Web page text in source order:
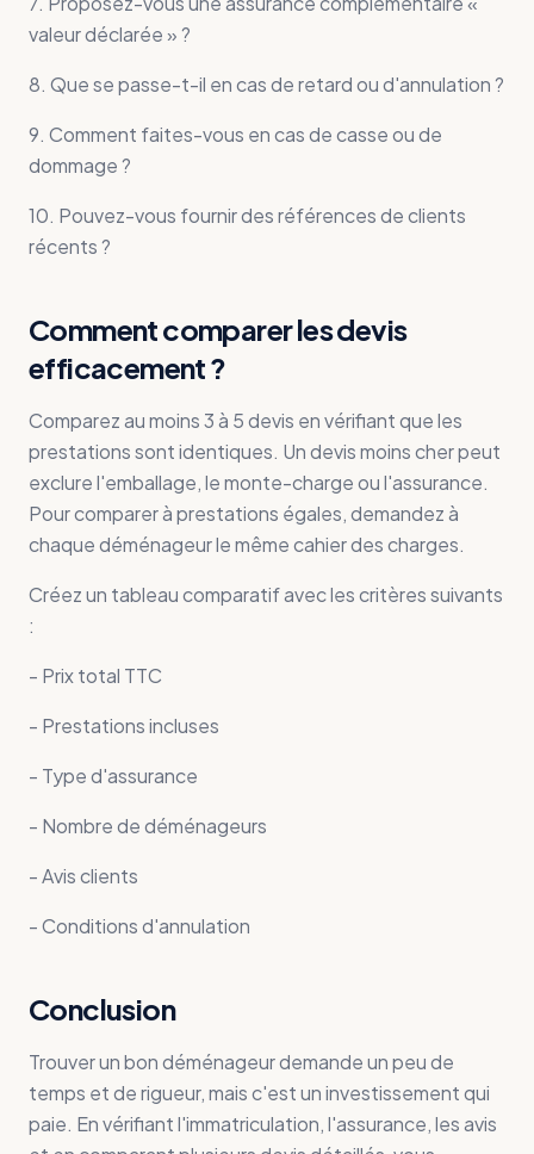
valeur déclarée » ?
8. Que se passe-t-il en cas de retard ou d'annulation ?
9. Comment faites-vous en cas de casse ou de
dommage ?
10. Pouvez-vous fournir des références de clients
récents ?
Comment comparer les devis
efficacement ?
Comparez au moins 3 à 5 devis en vérifiant que les
prestations sont identiques. Un devis moins cher peut
exclure l'emballage, le monte-charge ou l'assurance.
Pour comparer à prestations égales, demandez à
chaque déménageur le même cahier des charges.
Créez un tableau comparatif avec les critères suivants
:
- Prix total TTC
- Prestations incluses
- Type d'assurance
- Nombre de déménageurs
- Avis clients
- Conditions d'annulation
Conclusion
Trouver un bon déménageur demande un peu de
temps et de rigueur, mais c'est un investissement qui
paie. En vérifiant l'immatriculation, l'assurance, les avis